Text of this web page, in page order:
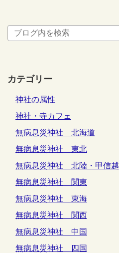
カテゴリー
神社の属性
神社・寺カフェ
無病息災神社 北海道
無病息災神社 東北
無病息災神社 北陸・甲信越
無病息災神社 関東
無病息災神社 東海
無病息災神社 関西
無病息災神社 中国
無病息災神社 四国